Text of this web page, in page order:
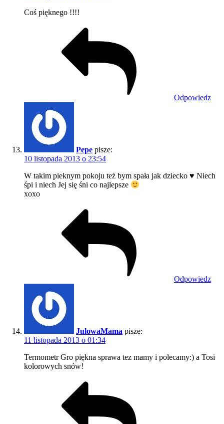
Coś pięknego !!!!
Odpowiedz
Pepe pisze:
10 listopada 2013 o 23:54
W takim pieknym pokoju też bym spała jak dziecko ♥ Niech
śpi i niech Jej się śni co najlepsze
xoxo
Odpowiedz
JulowaMama pisze:
11 listopada 2013 o 01:34
Termometr Gro piękna sprawa tez mamy i polecamy:) a Tosi
kolorowych snów!